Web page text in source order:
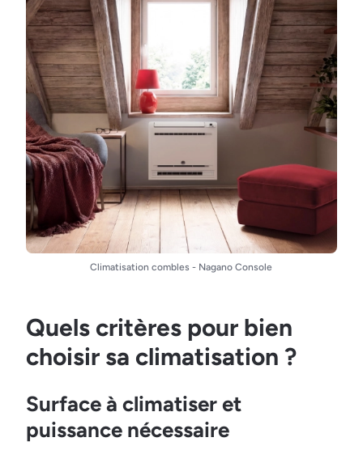
Climatisation combles - Nagano Console
Quels critères pour bien
choisir sa climatisation ?
Surface à climatiser et
puissance nécessaire